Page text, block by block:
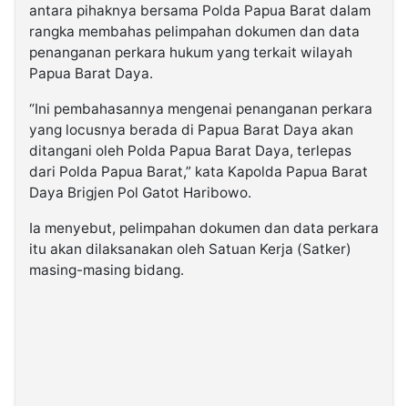
antara pihaknya bersama Polda Papua Barat dalam
rangka membahas pelimpahan dokumen dan data
penanganan perkara hukum yang terkait wilayah
Papua Barat Daya.
“Ini pembahasannya mengenai penanganan perkara
yang locusnya berada di Papua Barat Daya akan
ditangani oleh Polda Papua Barat Daya, terlepas
dari Polda Papua Barat,” kata Kapolda Papua Barat
Daya Brigjen Pol Gatot Haribowo.
Ia menyebut, pelimpahan dokumen dan data perkara
itu akan dilaksanakan oleh Satuan Kerja (Satker)
masing-masing bidang.